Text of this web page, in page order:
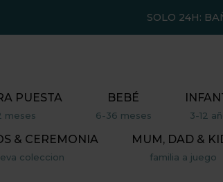
SOLO 24H:
PUESTA
meses
BEBÉ
6-36 meses 3-12
& CEREMONIA
coleccion
MUM, DAD &
familia a juego